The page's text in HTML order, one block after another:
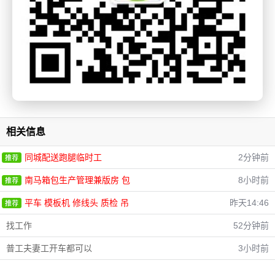
相关信息
同城配送跑腿临时工 2分钟前
南马箱包生产管理兼版房 包 8小时前
平车 模板机 修线头 质检 吊 昨天14:46
找工作 52分钟前
普工夫妻工开车都可以 3小时前